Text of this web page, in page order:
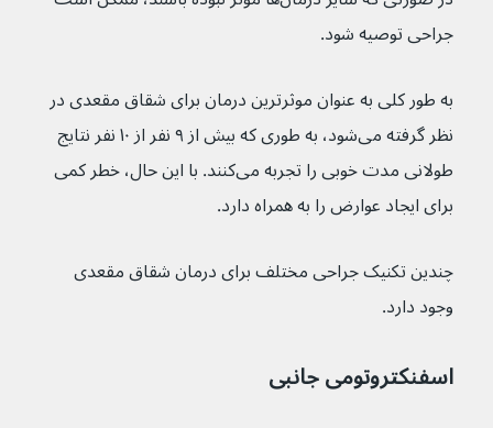
جراحی توصیه شود.
به طور کلی به عنوان موثرترین درمان برای شقاق مقعدی در
نظر گرفته می‌شود، به طوری که بیش از ۹ نفر از ۱۰ نفر نتایج
طولانی مدت خوبی را تجربه می‌کنند. با این حال، خطر کمی
برای ایجاد عوارض را به همراه دارد.
چندین تکنیک جراحی مختلف برای درمان شقاق مقعدی
وجود دارد.
اسفنکتروتومی جانبی